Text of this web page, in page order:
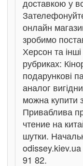
доставкою у
онлайн
зробимо
Херсон та
рубриках:
подарункові
аналог
можна купити
Приваблива
чтение на
шутки.
91 82.